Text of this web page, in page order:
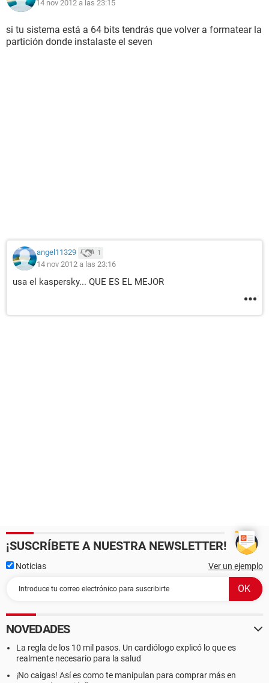
14 nov 2012 a las 23:15
si tu sistema está a 64 bits tendrás que volver a formatear la
partición donde instalaste el seven
angel11329 1
14 nov 2012 a las 23:16
usa el kaspersky... QUE ES EL MEJOR
¡SUSCRÍBETE A NUESTRA NEWSLETTER!
Noticias Ver un ejemplo
NOVEDADES
La regla de los 10 mil pasos. Un cardiólogo explicó lo que es
realmente necesario para la salud
¡No caigas! Así es como te manipulan para comprar más en